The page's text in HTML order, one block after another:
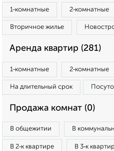
1‑комнатные 2‑комнатные
Вторичное жилье
Аренда квартир (281)
1‑комнатные 2‑комнатные
На длительный срок
Продажа комнат (0)
В общежитии В
В 2‑к квартире В 3‑к